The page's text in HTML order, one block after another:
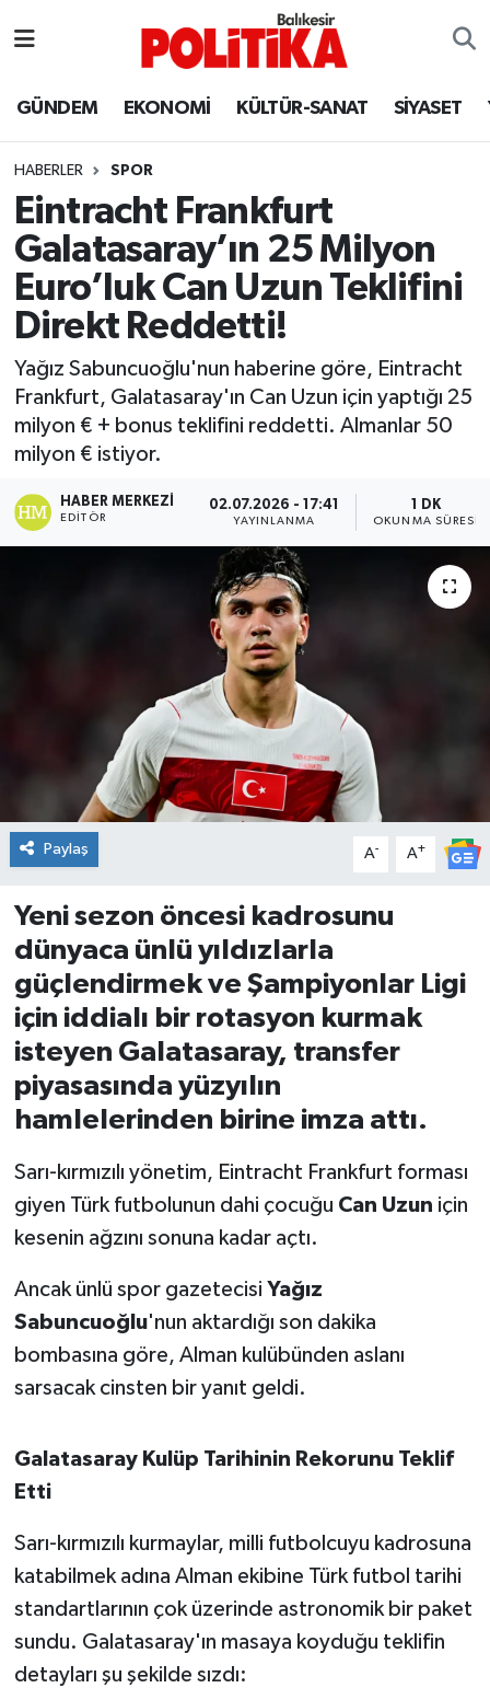
GÜNDEM EKONOMİ KÜLTÜR-SANAT SİYASET
HABERLER SPOR
Eintracht Frankfurt
Galatasaray’ın 25 Milyon
Euro’luk Can Uzun Teklifini
Direkt Reddetti!
Yağız Sabuncuoğlu'nun haberine göre, Eintracht
Frankfurt, Galatasaray'ın Can Uzun için yaptığı 25
milyon € + bonus teklifini reddetti. Almanlar 50
milyon € istiyor.
HABER MERKEZI
EDITÖR
02.07.2026 - 17:41
YAYINLANMA
1 DK
OKUNMA SÜRESI
Paylaş A- A+
Yeni sezon öncesi kadrosunu
dünyaca ünlü yıldızlarla
güçlendirmek ve Şampiyonlar Ligi
için iddialı bir rotasyon kurmak
isteyen Galatasaray, transfer
piyasasında yüzyılın
hamlelerinden birine imza attı.
Sarı-kırmızılı yönetim, Eintracht Frankfurt forması
giyen Türk futbolunun dahi çocuğu Can Uzun için
kesenin ağzını sonuna kadar açtı.
Ancak ünlü spor gazetecisi Yağız
Sabuncuoğlu'nun aktardığı son dakika
bombasına göre, Alman kulübünden aslanı
sarsacak cinsten bir yanıt geldi.
Galatasaray Kulüp Tarihinin Rekorunu Teklif
Etti
Sarı-kırmızılı kurmaylar, milli futbolcuyu kadrosuna
katabilmek adına Alman ekibine Türk futbol tarihi
standartlarının çok üzerinde astronomik bir paket
sundu. Galatasaray'ın masaya koyduğu teklifin
detayları şu şekilde sızdı:
Ayvalık
Balya
Bandırma
Bigadiç
BİYOGRAFİLER
Burhaniye
EKONOMİ
Erdek
Gömeç
Gönen
Havran
İvrindi
KENT GÜNDEMİ
KÜLTÜR-SANAT
MAGAZİN
MANŞET
Manyas
Resmi İlanlar
Savaştepe
Balıkesir Hava Durumu
Balıkesir Namaz Vakitleri
Balıkesir Trafik Yoğunluk Haritası
Süper Lig Puan Durumu ve Fikstür
Tüm Manşetler
Son Dakika Haberleri